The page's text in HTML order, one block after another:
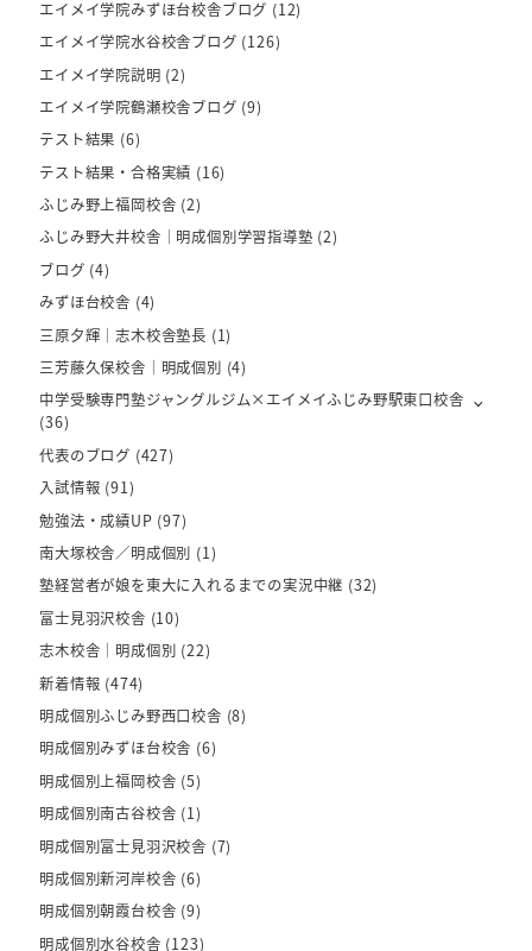
エイメイ学院みずほ台校舎ブログ (12)
エイメイ学院水谷校舎ブログ (126)
エイメイ学院説明 (2)
エイメイ学院鶴瀬校舎ブログ (9)
テスト結果 (6)
テスト結果・合格実績 (16)
ふじみ野上福岡校舎 (2)
ふじみ野大井校舎｜明成個別学習指導塾 (2)
ブログ (4)
みずほ台校舎 (4)
三原夕輝｜志木校舎塾長 (1)
三芳藤久保校舎｜明成個別 (4)
中学受験専門塾ジャングルジム×エイメイふじみ野駅東口校舎
(36)
代表のブログ (427)
入試情報 (91)
勉強法・成績UP (97)
南大塚校舎／明成個別 (1)
塾経営者が娘を東大に入れるまでの実況中継 (32)
富士見羽沢校舎 (10)
志木校舎｜明成個別 (22)
新着情報 (474)
明成個別ふじみ野西口校舎 (8)
明成個別みずほ台校舎 (6)
明成個別上福岡校舎 (5)
明成個別南古谷校舎 (1)
明成個別富士見羽沢校舎 (7)
明成個別新河岸校舎 (6)
明成個別朝霞台校舎 (9)
明成個別水谷校舎 (123)